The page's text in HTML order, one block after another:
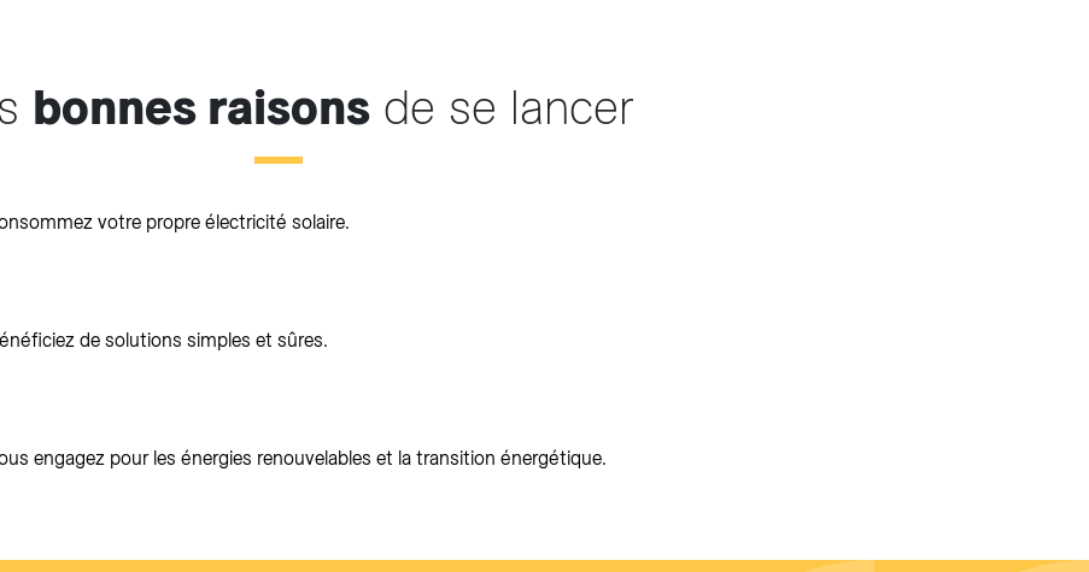
bonnes raisons de se lancer
votre propre électricité solaire.
de solutions simples et sûres.
engagez pour les énergies renouvelables et la transition énergétique.